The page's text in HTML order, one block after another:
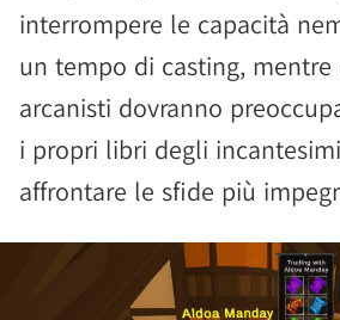
interrompere le capacità
un tempo di casting, mentre
arcanisti dovranno
i propri libri degli
affrontare le sfide più